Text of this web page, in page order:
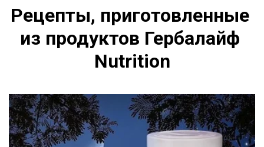
Рецепты, приготовленные
из продуктов Гербалайф
Nutrition